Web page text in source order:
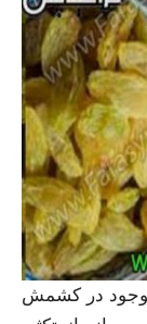
موجود در کشمش